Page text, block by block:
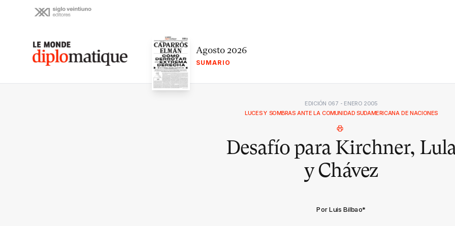
Le monde diplomatique
Agosto 2026
SUMARIO
EDICIÓN 067 - ENERO 2005
LUCES Y SOMBRAS ANTE LA COMUNIDAD SUDAMERICANA DE NACIONES
Desafío para Kirchner,
y Chávez
Por Luis Bilbao*